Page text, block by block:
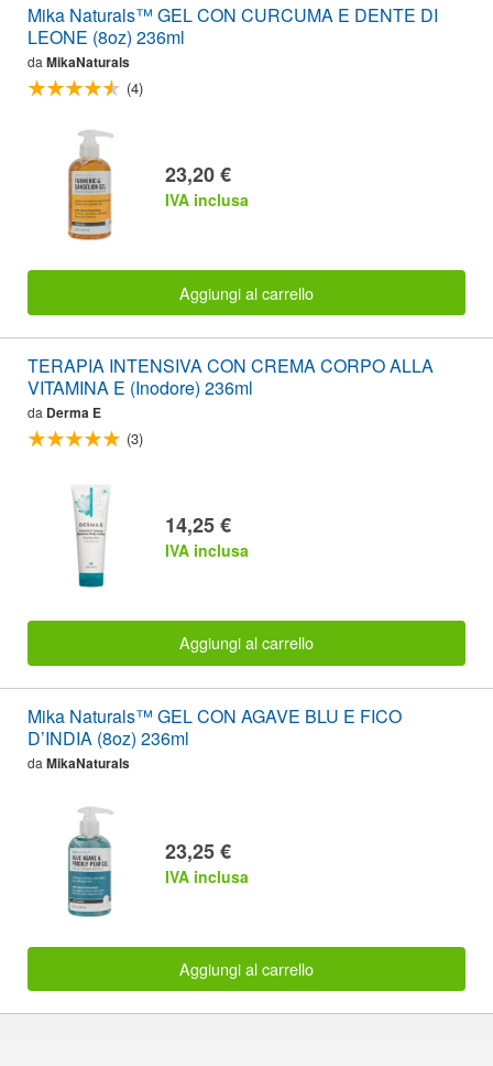
Mika Naturals™ GEL CON CURCUMA E DENTE DI
LEONE (8oz) 236ml
da MikaNaturals
(4)
23,20 €
IVA inclusa
Aggiungi al carrello
TERAPIA INTENSIVA CON CREMA CORPO ALLA
VITAMINA E (Inodore) 236ml
da Derma E
(3)
14,25 €
IVA inclusa
Aggiungi al carrello
Mika Naturals™ GEL CON AGAVE BLU E FICO
D’INDIA (8oz) 236ml
da MikaNaturals
23,25 €
IVA inclusa
Aggiungi al carrello